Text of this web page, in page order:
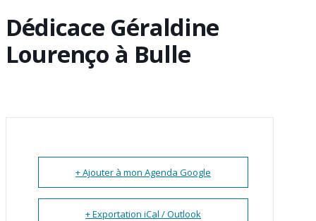
Dédicace Géraldine
Lourenço à Bulle
+ Ajouter à mon Agenda Google
+ Exportation iCal / Outlook